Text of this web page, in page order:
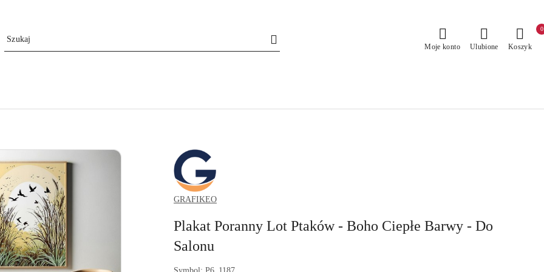
Moje konto Ulubione Koszyk
0
GRAFIKEO.PL
GRAFIKEO
Plakat Poranny Lot Ptaków - Boho Ciepłe Barwy - Do
Salonu